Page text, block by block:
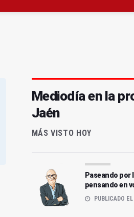
Mediodía en la
Jaén
MÁS VISTO HOY
Paseando por
pensando en
PUBLICADO